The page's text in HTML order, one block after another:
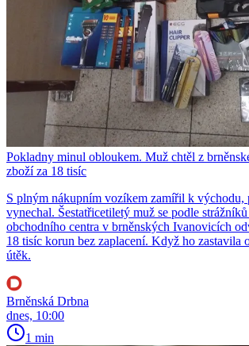
Pokladny minul obloukem. Muž chtěl z
zboží za 18 tisíc
S plným nákupním vozíkem zamířil k východu,
vynechal. Šestatřicetiletý muž se podle
obchodního centra v brněnských Ivanovicích
18 tisíc korun bez zaplacení. Když ho zastavila
útěk.
Brněnská Drbna
dnes, 10:00
1 min